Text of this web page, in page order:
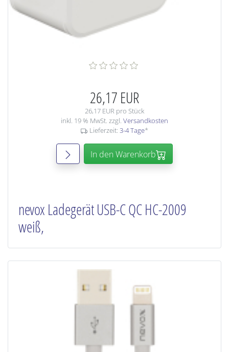
26,17 EUR
26,17 EUR pro Stück
inkl. 19 % MwSt. zzgl. Versandkosten
Lieferzeit: 3-4 Tage*
In den Warenkorb
nevox Ladegerät USB-C QC HC-2009
weiß,